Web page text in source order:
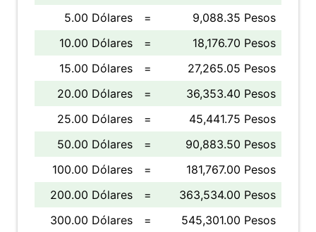
5.00 Dólares
=
9,088.35 Pesos
10.00 Dólares
=
18,176.70 Pesos
15.00 Dólares
=
27,265.05 Pesos
20.00 Dólares
=
36,353.40 Pesos
25.00 Dólares
=
45,441.75 Pesos
50.00 Dólares
=
90,883.50 Pesos
100.00 Dólares
=
181,767.00 Pesos
200.00 Dólares
=
363,534.00 Pesos
300.00 Dólares
=
545,301.00 Pesos